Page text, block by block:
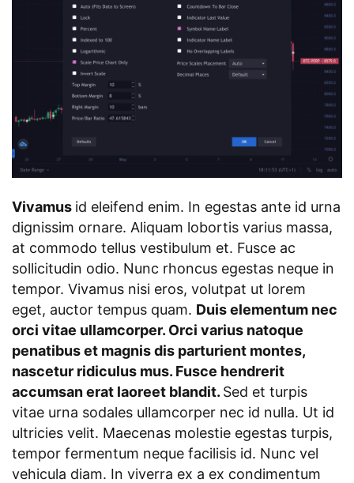
Vivamus id eleifend enim. In egestas ante id urna
dignissim ornare. Aliquam lobortis varius massa,
at commodo tellus vestibulum et. Fusce ac
sollicitudin odio. Nunc rhoncus egestas neque in
tempor. Vivamus nisi eros, volutpat ut lorem
eget, auctor tempus quam. Duis elementum nec
orci vitae ullamcorper. Orci varius natoque
penatibus et magnis dis parturient montes,
nascetur ridiculus mus. Fusce hendrerit
accumsan erat laoreet blandit. Sed et turpis
vitae urna sodales ullamcorper nec id nulla. Ut id
ultricies velit. Maecenas molestie egestas turpis,
tempor fermentum neque facilisis id. Nunc vel
vehicula diam. In viverra ex a ex condimentum